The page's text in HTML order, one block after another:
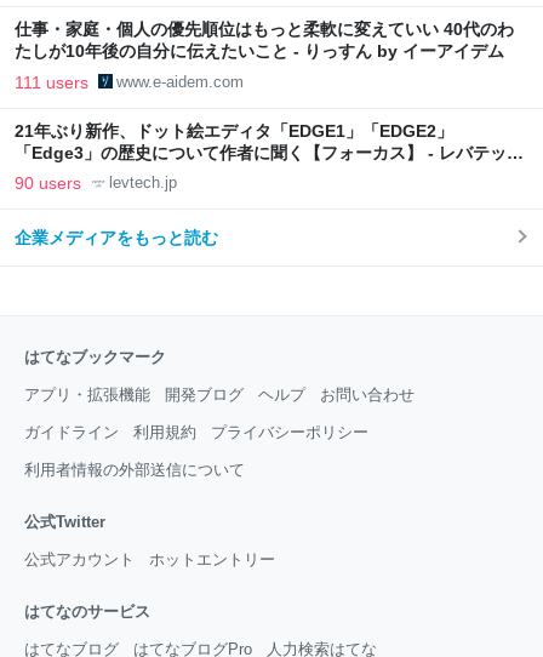
仕事・家庭・個人の優先順位はもっと柔軟に変えていい 40代のわ
たしが10年後の自分に伝えたいこと - りっすん by イーアイデム
111 users www.e-aidem.com
21年ぶり新作、ドット絵エディタ「EDGE1」「EDGE2」
「Edge3」の歴史について作者に聞く【フォーカス】 - レバテック
LAB
90 users levtech.jp
企業メディアをもっと読む
はてなブックマーク
アプリ・拡張機能 開発ブログ ヘルプ お問い合わせ
ガイドライン 利用規約 プライバシーポリシー
利用者情報の外部送信について
公式Twitter
公式アカウント ホットエントリー
はてなのサービス
はてなブログ はてなブログPro 人力検索はてな